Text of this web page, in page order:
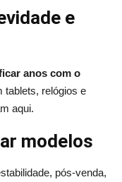
e
anos com o
tablets, relógios e
aqui.
modelos
pós-venda,